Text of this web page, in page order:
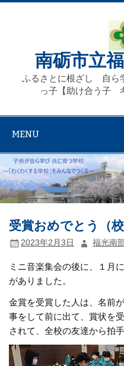
Skip
南砺市立
ふるさとに根ざし 自ら
っ子【助け合う子
MENU
受賞おめでとう（校
2023年2月3日 福光南
ミニ音楽集会の後に、１月
がありました。
金賞を受賞した人は、名前
事をして前に出て、賞状を
されて、全校の友達から拍